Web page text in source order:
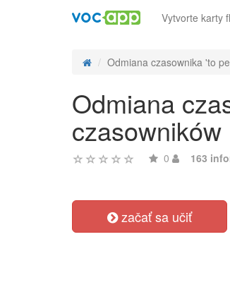
Vytvorte karty
Odmiana czasownika 'to
Odmiana
0 163
začať sa učiť